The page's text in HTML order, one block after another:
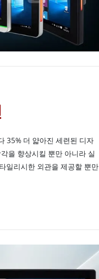
35% 더 얇아진 세련된 디자
을 향상시킬 뿐만 아니라 실
일리시한 외관을 제공할 뿐만